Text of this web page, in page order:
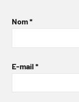
Nom*
E-mail *